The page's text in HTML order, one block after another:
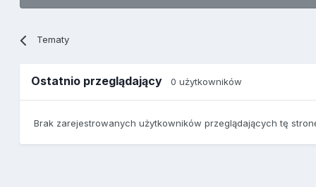
Tematy
Ostatnio przeglądający0 użytkowników
Brak zarejestrowanych użytkowników przeglądających tę